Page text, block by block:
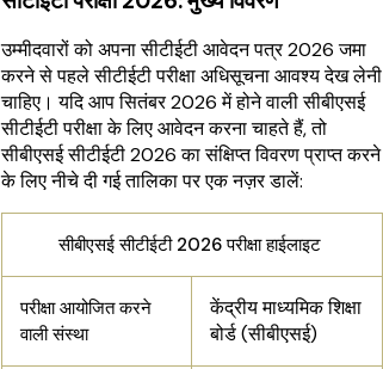
उम्मीदवारों को अपना सीटीईटी आवेदन पत्र 2026 जमा
करने से पहले सीटीईटी परीक्षा अधिसूचना आवश्य देख लेनी
चाहिए। यदि आप सितंबर 2026 में होने वाली सीबीएसई
सीटीईटी परीक्षा के लिए आवेदन करना चाहते हैं, तो
सीबीएसई सीटीईटी 2026 का संक्षिप्त विवरण प्राप्त करने
के लिए नीचे दी गई तालिका पर एक नज़र डालें:
सीबीएसई सीटीईटी 2026 परीक्षा हाईलाइट
परीक्षा आयोजित करने
वाली संस्था
केंद्रीय माध्यमिक शिक्षा
बोर्ड (सीबीएसई)